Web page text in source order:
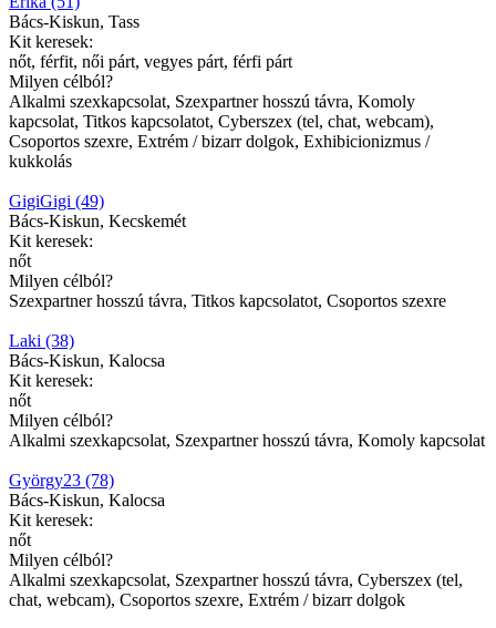
Bács-Kiskun, Tass
Kit keresek:
nőt, férfit, női párt, vegyes párt, férfi párt
Milyen célból?
Alkalmi szexkapcsolat, Szexpartner hosszú távra, Komoly
kapcsolat, Titkos kapcsolatot, Cyberszex (tel, chat, webcam),
Csoportos szexre, Extrém / bizarr dolgok, Exhibicionizmus /
kukkolás
GigiGigi (49)
Bács-Kiskun, Kecskemét
Kit keresek:
nőt
Milyen célból?
Szexpartner hosszú távra, Titkos kapcsolatot, Csoportos szexre
Laki (38)
Bács-Kiskun, Kalocsa
Kit keresek:
nőt
Milyen célból?
Alkalmi szexkapcsolat, Szexpartner hosszú távra, Komoly kapcsolat
György23 (78)
Bács-Kiskun, Kalocsa
Kit keresek:
nőt
Milyen célból?
Alkalmi szexkapcsolat, Szexpartner hosszú távra, Cyberszex (tel,
chat, webcam), Csoportos szexre, Extrém / bizarr dolgok